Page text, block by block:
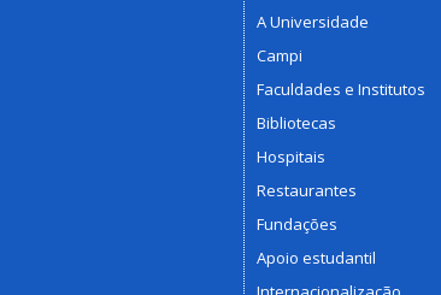
A Universidade
Campi
Faculdades e Institutos
Bibliotecas
Hospitais
Restaurantes
Fundações
Apoio estudantil